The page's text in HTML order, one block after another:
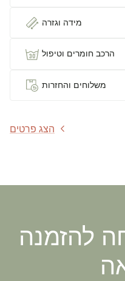
מידה וגזרה
הרכב חומרים וטיפול
משלוחים והחזרות
הצג פרטים